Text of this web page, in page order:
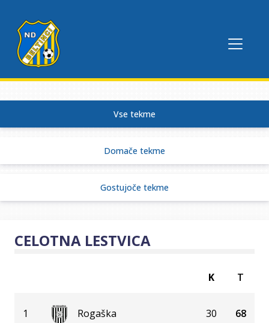
Vse tekme
Domače tekme
Gostujoče tekme
CELOTNA LESTVICA
K T
1 Rogaška 30 68